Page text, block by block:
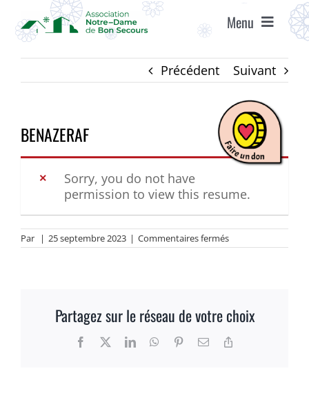
contenu
Menu
ACCUEIL
ÉTABLISSEMENTS
VIE ASSOCIATIVE
AGENDA
ACCÈS ET CONTACT
Précédent Suivant
BENAZERAF
Sorry, you do not have
permission to view this resume.
Par | 25 septembre 2023 | Commentaires ferméssur
BENAZERAF
Partagez sur le réseau de votre choix
Facebook LinkedInWhatsApp
PinterestEmail